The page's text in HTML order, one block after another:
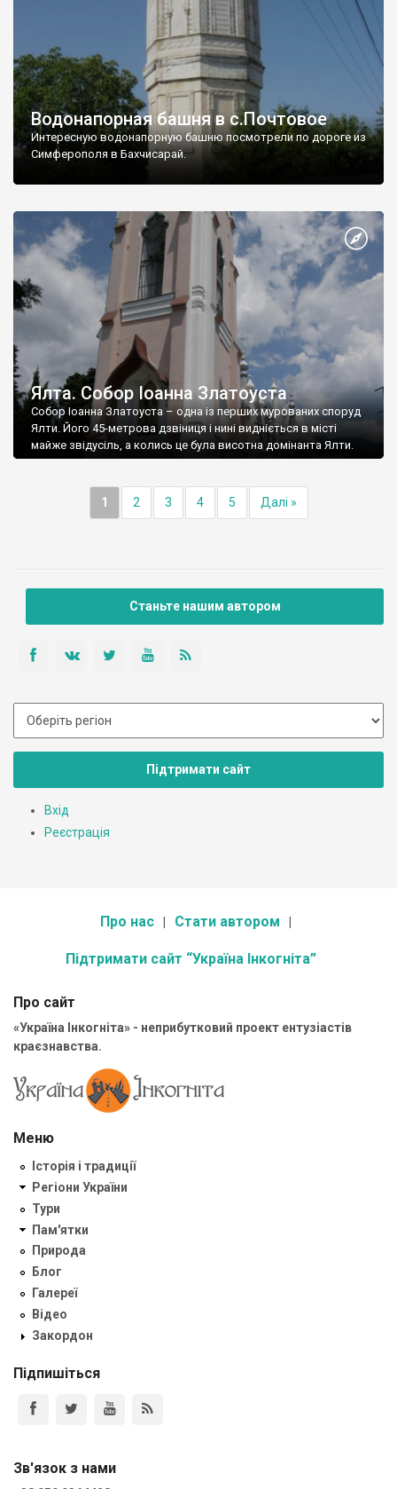
Водонапорная башня в с.Почтовое
Интересную водонапорную башню посмотрели по дороге из
Симферополя в Бахчисарай.
Ялта. Собор Іоанна Златоуста
Собор Іоанна Златоуста – одна із перших мурованих споруд
Ялти. Його 45-метрова дзвіниця і нині видніється в місті
майже звідусіль, а колись це була висотна домінанта Ялти.
1 2 3 4 5 Далі »
Станьте нашим автором
Підтримати сайт
Вхід
Реєстрація
Про нас Стати автором
Підтримати сайт “Україна Інкогніта”
Про сайт
«Україна Інкогніта» - неприбутковий проект ентузіастів
краєзнавства.
Меню
Історія і традиції
Регіони України
Тури
Пам'ятки
Природа
Блог
Галереї
Відео
Закордон
Підпишіться
Зв'язок з нами